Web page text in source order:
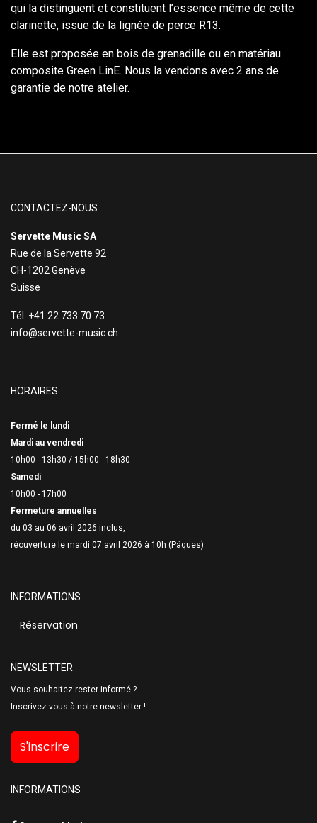
qui la distinguent et constituent l’essence même de cette
clarinette, issue de la lignée de perce R13.
Elle est proposée en bois de grenadille ou en matériau
composite Green LinE. Nous la vendons avec 2 ans de
garantie de notre atelier.
CONTACTEZ-NOUS
Servette Music SA
Rue de la Servette 92
CH-1202 Genève
Suisse
Tél. +41 22 733 70 73
info@servette-music.ch
HORAIRES
Fermé le lundi
Mardi au vendredi
10h00 - 13h30 / 15h00 - 18h30
Samedi
10h00 - 17h00
Fermeture annuelles
du 03 au 06 avril 2026 inclus,
réouverture le mardi 07 avril 2026 à 10h (Pâques)
INFORMATIONS
Réservation
NEWSLETTER
Vous souhaitez rester informé ?
Inscrivez-vous à notre newsletter !
S'inscrire
INFORMATIONS